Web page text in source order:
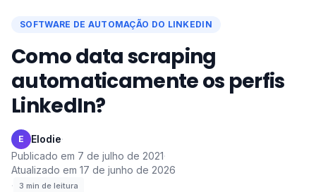
SOFTWARE DE AUTOMAÇÃO DO LINKEDIN
Como data scraping
automaticamente os perfis
LinkedIn?
E Elodie·
Publicado em 7 de julho de 2021·
Atualizado em 17 de junho de 2026
·
3 min de leitura